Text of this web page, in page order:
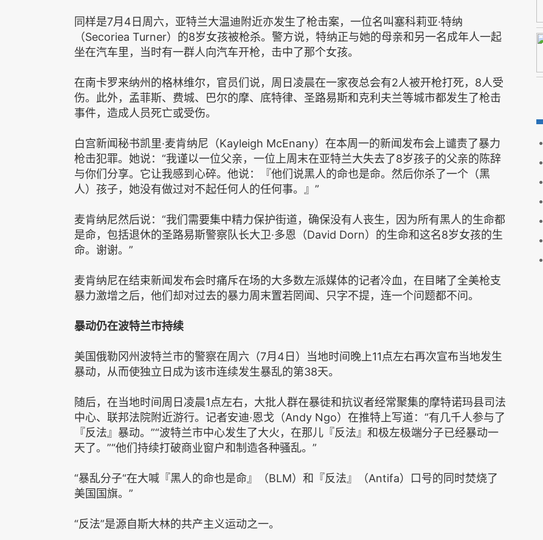
同样是7月4日周六，亚特兰大温迪附近亦发生了枪击案，一位名叫塞科莉亚·特纳
（Secoriea Turner）的8岁女孩被枪杀。警方说，特纳正与她的母亲和另一名成年人一起
坐在汽车里，当时有一群人向汽车开枪，击中了那个女孩。
在南卡罗来纳州的格林维尔，官员们说，周日凌晨在一家夜总会有2人被开枪打死，8人受
伤。此外，孟菲斯、费城、巴尔的摩、底特律、圣路易斯和克利夫兰等城市都发生了枪击
事件，造成人员死亡或受伤。
白宫新闻秘书凯里·麦肯纳尼（Kayleigh McEnany）在本周一的新闻发布会上谴责了暴力
枪击犯罪。她说：“我谨以一位父亲，一位上周末在亚特兰大失去了8岁孩子的父亲的陈辞
与你们分享。它让我感到心碎。他说：『他们说黑人的命也是命。然后你杀了一个（黑
人）孩子，她没有做过对不起任何人的任何事。』”
麦肯纳尼然后说：“我们需要集中精力保护街道，确保没有人丧生，因为所有黑人的生命都
是命，包括退休的圣路易斯警察队长大卫·多恩（David Dorn）的生命和这名8岁女孩的生
命。谢谢。”
麦肯纳尼在结束新闻发布会时痛斥在场的大多数左派媒体的记者冷血，在目睹了全美枪支
暴力激增之后，他们却对过去的暴力周末置若罔闻、只字不提，连一个问题都不问。
暴动仍在波特兰市持续
美国俄勒冈州波特兰市的警察在周六（7月4日）当地时间晚上11点左右再次宣布当地发生
暴动，从而使独立日成为该市连续发生暴乱的第38天。
随后，在当地时间周日凌晨1点左右，大批人群在暴徒和抗议者经常聚集的摩特诺玛县司法
中心、联邦法院附近游行。记者安迪·恩戈（Andy Ngo）在推特上写道：“有几千人参与了
『反法』暴动。”“波特兰市中心发生了大火，在那儿『反法』和极左极端分子已经暴动一
天了。”“他们持续打破商业窗户和制造各种骚乱。”
“暴乱分子“在大喊『黑人的命也是命』（BLM）和『反法』（Antifa）口号的同时焚烧了
美国国旗。”
“反法”是源自斯大林的共产主义运动之一。